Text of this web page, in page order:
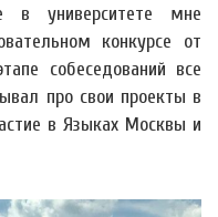
в университете мне
конкурсе от
собеседований все
про свои проекты в
в Языках Москвы и